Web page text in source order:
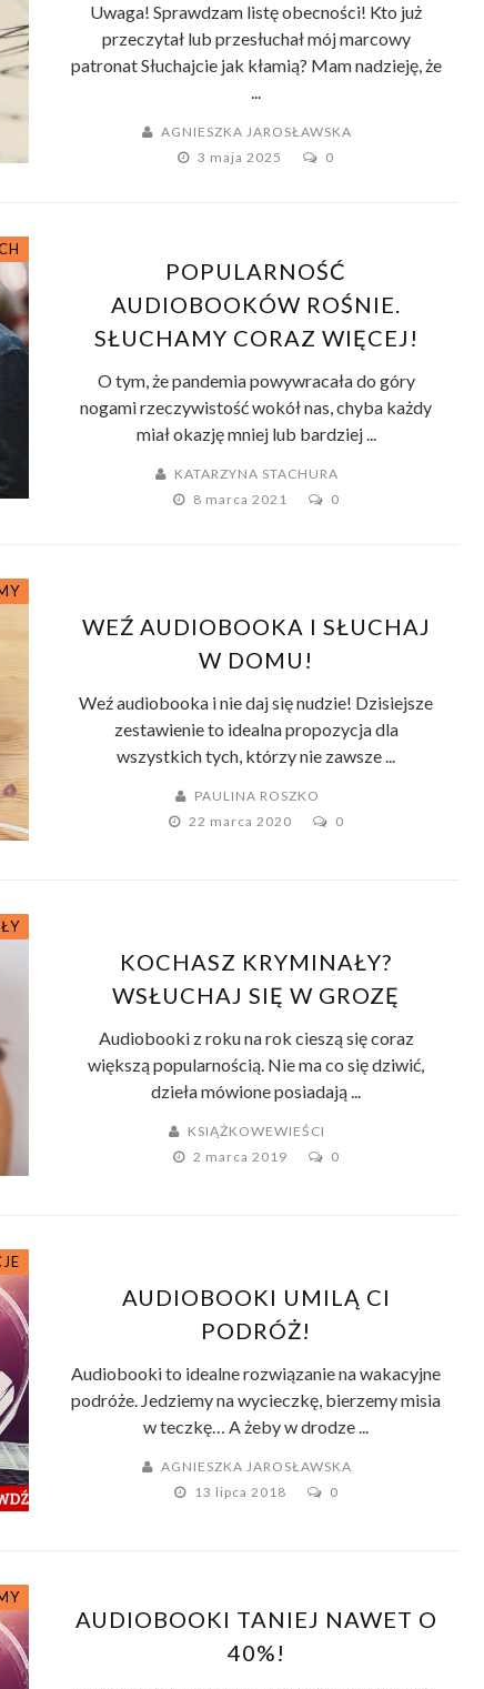
Uwaga! Sprawdzam listę obecności! Kto już
przeczytał lub przesłuchał mój marcowy
patronat Słuchajcie jak kłamią? Mam nadzieję, że
...
AGNIESZKA JAROSŁAWSKA
3 maja 2025
0
POPULARNOŚĆ
AUDIOBOOKÓW ROŚNIE.
SŁUCHAMY CORAZ WIĘCEJ!
O tym, że pandemia powywracała do góry
nogami rzeczywistość wokół nas, chyba każdy
miał okazję mniej lub bardziej ...
KATARZYNA STACHURA
8 marca 2021
0
WEŹ AUDIOBOOKA I SŁUCHAJ
W DOMU!
Weź audiobooka i nie daj się nudzie! Dzisiejsze
zestawienie to idealna propozycja dla
wszystkich tych, którzy nie zawsze ...
PAULINA ROSZKO
22 marca 2020
0
KOCHASZ KRYMINAŁY?
WSŁUCHAJ SIĘ W GROZĘ
Audiobooki z roku na rok cieszą się coraz
większą popularnością. Nie ma co się dziwić,
dzieła mówione posiadają ...
KSIĄŻKOWEWIEŚCI
2 marca 2019
0
AUDIOBOOKI UMILĄ CI
PODRÓŻ!
Audiobooki to idealne rozwiązanie na wakacyjne
podróże. Jedziemy na wycieczkę, bierzemy misia
w teczkę… A żeby w drodze ...
AGNIESZKA JAROSŁAWSKA
13 lipca 2018
0
AUDIOBOOKI TANIEJ NAWET O
40%!